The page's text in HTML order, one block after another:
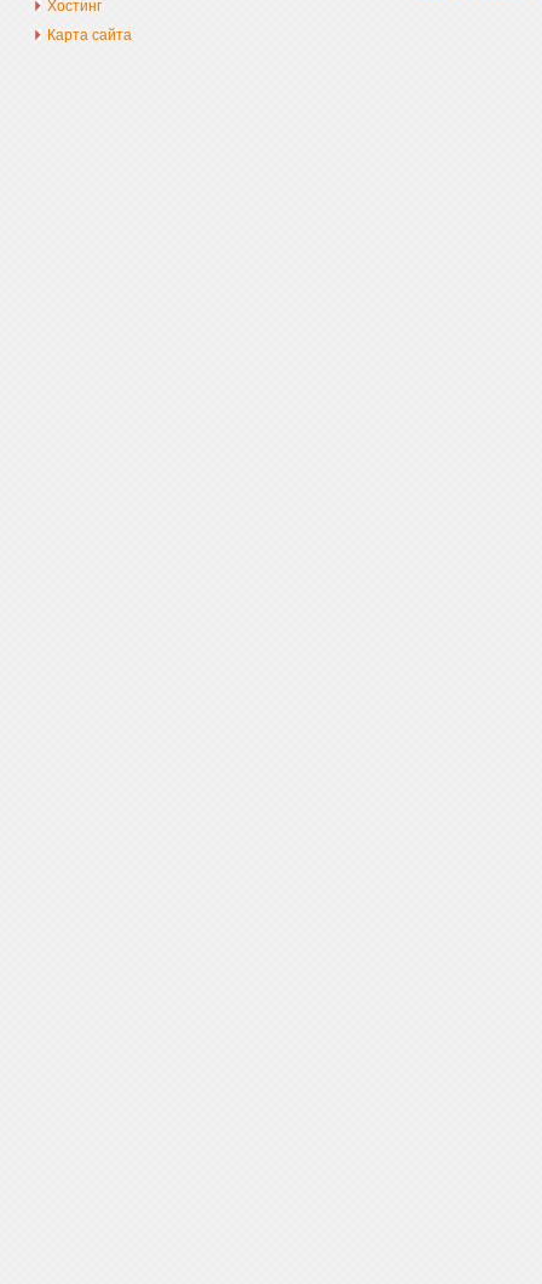
Хостинг
Карта сайта